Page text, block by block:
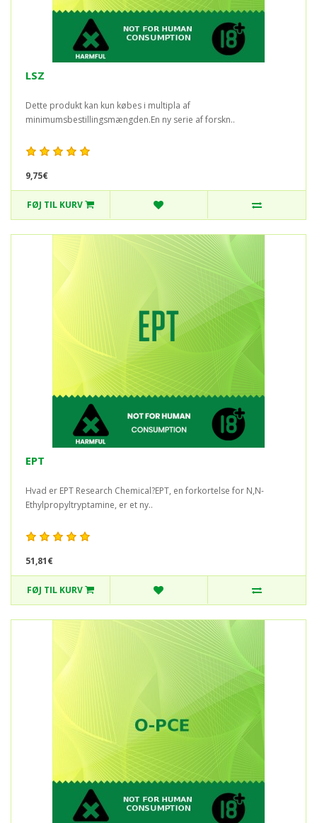
LSZ
Dette produkt kan kun købes i multipla af
minimumsbestillingsmængden.En ny serie af forskn..
9,75€
FØJ TIL KURV
EPT
Hvad er EPT Research Chemical?EPT, en forkortelse for N,N-
Ethylpropyltryptamine, er et ny..
51,81€
FØJ TIL KURV